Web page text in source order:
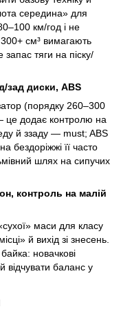
середина» для
км/год і не
см³ вимагають
запас тяги на піску/
зад диски, ABS
(порядку 260–300
це додає контролю на
й ззаду — must; ABS
бездоріжжі її часто
шлях на сипучих
контроль на малій
маси для класу
й вихід зі знесень.
новачкові
відчувати баланс у